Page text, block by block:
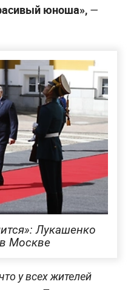
юноша»,—
Лукашенко
Москве
у всех жителей